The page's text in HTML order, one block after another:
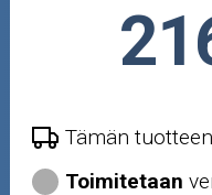
Outlet-tuotteet
Tämän
Toimitetaan